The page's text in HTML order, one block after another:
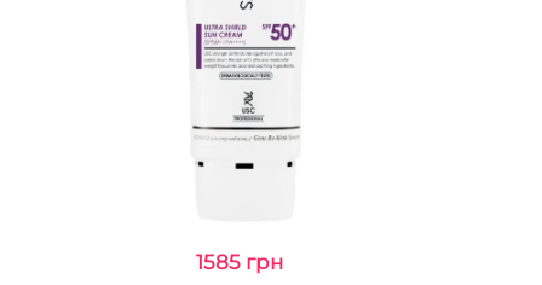
1585 грн